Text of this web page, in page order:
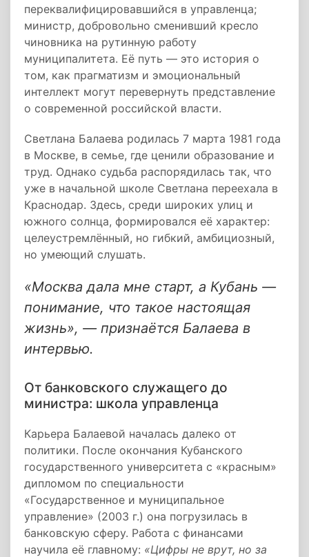
переквалифицировавшийся в управленца;
министр, добровольно сменивший кресло
чиновника на рутинную работу
муниципалитета. Её путь — это история о
том, как прагматизм и эмоциональный
интеллект могут перевернуть представление
о современной российской власти.
Светлана Балаева родилась 7 марта 1981 года
в Москве, в семье, где ценили образование и
труд. Однако судьба распорядилась так, что
уже в начальной школе Светлана переехала в
Краснодар. Здесь, среди широких улиц и
южного солнца, формировался её характер:
целеустремлённый, но гибкий, амбициозный,
но умеющий слушать.
«Москва дала мне старт, а Кубань —
понимание, что такое настоящая
жизнь», — признаётся Балаева в
интервью.
От банковского служащего до
министра: школа управленца
Карьера Балаевой началась далеко от
политики. После окончания Кубанского
государственного университета с «красным»
дипломом по специальности
«Государственное и муниципальное
управление» (2003 г.) она погрузилась в
банковскую сферу. Работа с финансами
научила её главному: «Цифры не врут, но за